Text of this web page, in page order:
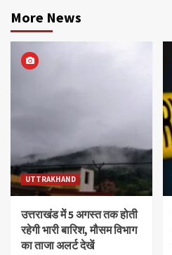
More News
UTTRAKHAND
उत्तराखंड में 5 अगस्त तक होती
रहेगी भारी बारिश, मौसम विभाग
का ताजा अलर्ट देखें